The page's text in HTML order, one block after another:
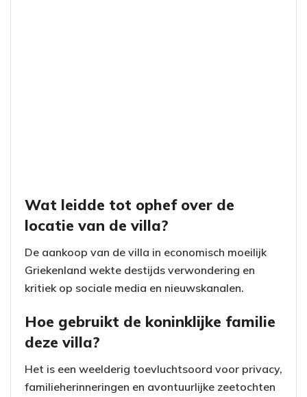
Wat leidde tot ophef over de
locatie van de villa?
De aankoop van de villa in economisch moeilijk
Griekenland wekte destijds verwondering en
kritiek op sociale media en nieuwskanalen.
Hoe gebruikt de koninklijke familie
deze villa?
Het is een weelderig toevluchtsoord voor privacy,
familieherinneringen en avontuurlijke zeetochten